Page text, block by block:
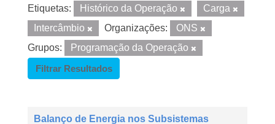
Etiquetas: Histórico da Operação
Carga
Intercâmbio
Organizações:
ONS
Grupos:
Programação da Operação
Filtrar Resultados
Balanço de Energia nos Subsistemas